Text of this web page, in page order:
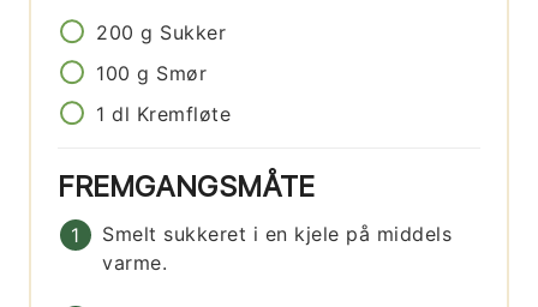
200 g Sukker
100 g Smør
1 dl Kremfløte
FREMGANGSMÅTE
Smelt sukkeret i en kjele på middels
varme.